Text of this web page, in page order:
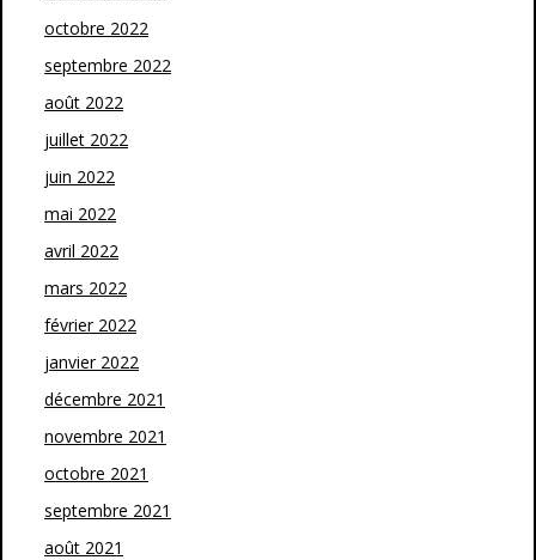
octobre 2022
septembre 2022
août 2022
juillet 2022
juin 2022
mai 2022
avril 2022
mars 2022
février 2022
janvier 2022
décembre 2021
novembre 2021
octobre 2021
septembre 2021
août 2021